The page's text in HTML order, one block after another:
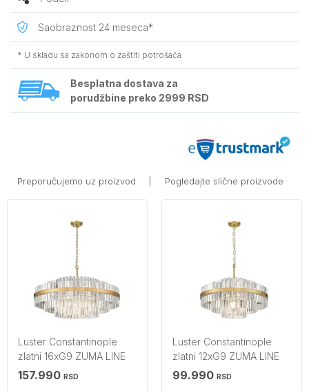
Saobraznost 24 meseca*
* U skladu sa zakonom o zaštiti potrošača
Besplatna dostava za
porudžbine preko 2999 RSD
Preporučujemo uz proizvod Pogledajte slične proizvode
Luster Constantinople
zlatni 16xG9 ZUMA LINE
157.990 RSD
Luster Constantinople
zlatni 12xG9 ZUMA LINE
99.990 RSD